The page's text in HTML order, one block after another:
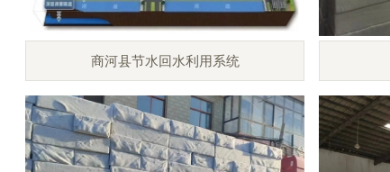
商河县节水回水利用系统